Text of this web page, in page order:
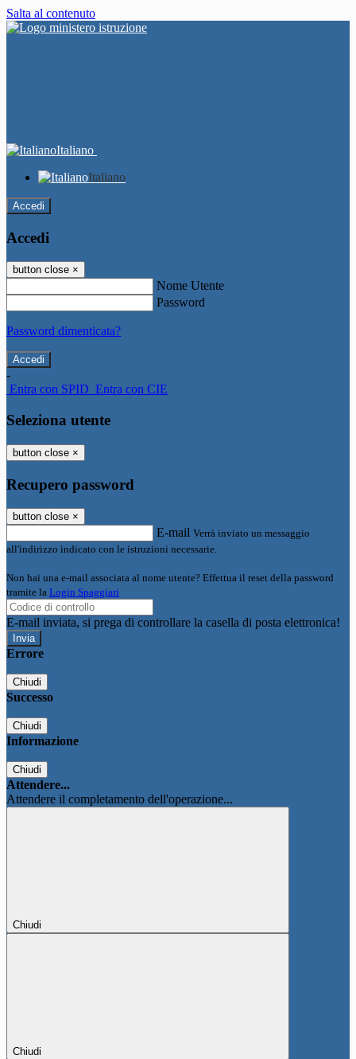
Salta al contenuto
Italiano
Italiano
Accedi
Accedi
button close ×
Nome Utente
Password
Password dimenticata?
-
Entra con SPID Entra con CIE
Seleziona utente
button close ×
Recupero password
button close ×
E-mail Verrà inviato un messaggio
all'indirizzo indicato con le istruzioni necessarie.
Non hai una e-mail associata al nome utente? Effettua il reset della password
tramite la Login Spaggiari
E-mail inviata, si prega di controllare la casella di posta elettronica!
Errore
Chiudi
Successo
Chiudi
Informazione
Chiudi
Attendere...
Attendere il completamento dell'operazione...
Chiudi
Chiudi